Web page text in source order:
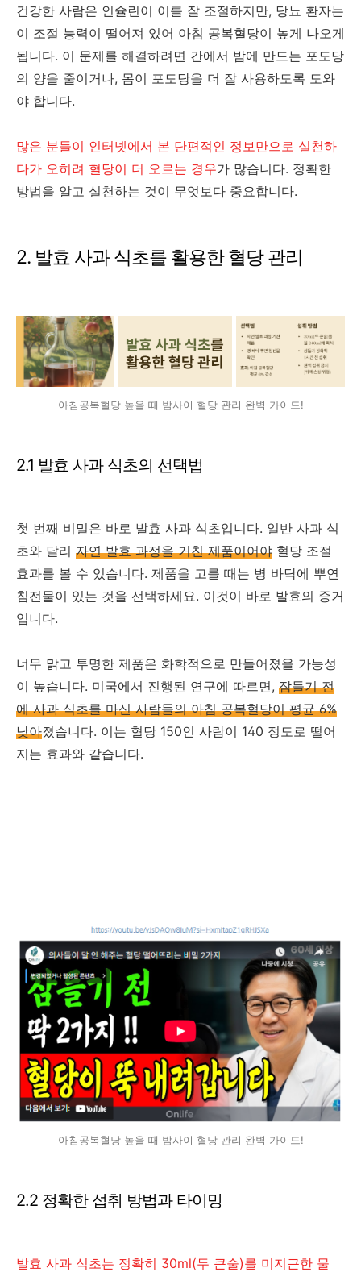
건강한 사람은 인슐린이 이를 잘 조절하지만, 당뇨 환자는
이 조절 능력이 떨어져 있어 아침 공복혈당이 높게 나오게
됩니다. 이 문제를 해결하려면 간에서 밤에 만드는 포도당
의 양을 줄이거나, 몸이 포도당을 더 잘 사용하도록 도와
야 합니다.
많은 분들이 인터넷에서 본 단편적인 정보만으로 실천하
다가 오히려 혈당이 더 오르는 경우가 많습니다. 정확한
방법을 알고 실천하는 것이 무엇보다 중요합니다.
2. 발효 사과 식초를 활용한 혈당 관리
아침공복혈당 높을 때 밤사이 혈당 관리 완벽 가이드!
2.1 발효 사과 식초의 선택법
첫 번째 비밀은 바로 발효 사과 식초입니다. 일반 사과 식
초와 달리 자연 발효 과정을 거친 제품이어야 혈당 조절
효과를 볼 수 있습니다. 제품을 고를 때는 병 바닥에 뿌연
침전물이 있는 것을 선택하세요. 이것이 바로 발효의 증거
입니다.
너무 맑고 투명한 제품은 화학적으로 만들어졌을 가능성
이 높습니다. 미국에서 진행된 연구에 따르면, 잠들기 전
에 사과 식초를 마신 사람들의 아침 공복혈당이 평균 6%
낮아졌습니다. 이는 혈당 150인 사람이 140 정도로 떨어
지는 효과와 같습니다.
아침공복혈당 높을 때 밤사이 혈당 관리 완벽 가이드!
2.2 정확한 섭취 방법과 타이밍
발효 사과 식초는 정확히 30ml(두 큰술)를 미지근한 물